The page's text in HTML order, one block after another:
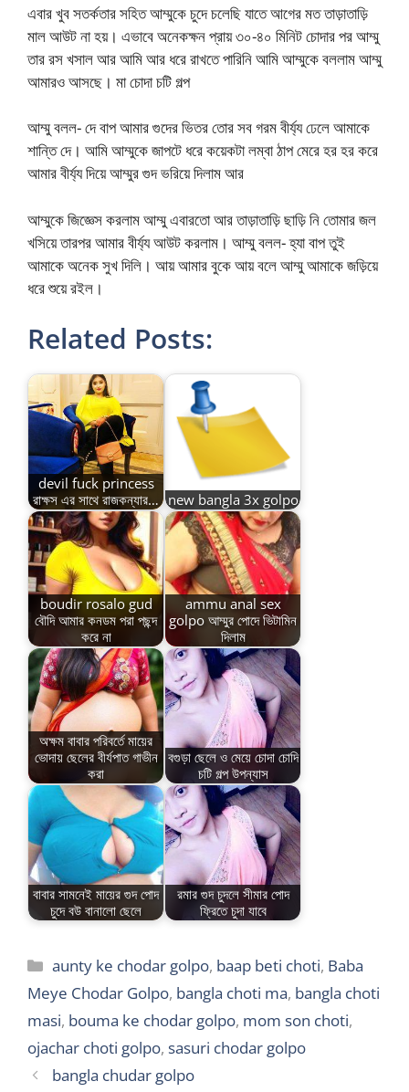
এবার খুব সতর্কতার সহিত আম্মুকে চুদে চলেছি যাতে আগের মত তাড়াতাড়ি
মাল আউট না হয়। এভাবে অনেকক্ষন প্রায় ৩০-৪০ মিনিট চোদার পর আম্মু
তার রস খসাল আর আমি আর ধরে রাখতে পারিনি আমি আম্মুকে বললাম আম্মু
আমারও আসছে। মা চোদা চটি গল্প
আম্মু বলল- দে বাপ আমার গুদের ভিতর তোর সব গরম বীর্য্য ঢেলে আমাকে
শান্তি দে। আমি আম্মুকে জাপটে ধরে কয়েকটা লম্বা ঠাপ মেরে হর হর করে
আমার বীর্য্য দিয়ে আম্মুর গুদ ভরিয়ে দিলাম আর
আম্মুকে জিজ্ঞেস করলাম আম্মু এবারতো আর তাড়াতাড়ি ছাড়ি নি তোমার জল
খসিয়ে তারপর আমার বীর্য্য আউট করলাম। আম্মু বলল- হ্যা বাপ তুই
আমাকে অনেক সুখ দিলি। আয় আমার বুকে আয় বলে আম্মু আমাকে জড়িয়ে
ধরে শুয়ে রইল।
Related Posts:
devil fuck princess
রাক্ষস এর সাথে রাজকন্যার… new bangla 3x golpo
boudir rosalo gud
বৌদি আমার কনডম পরা পছন্দ
করে না
ammu anal sex
golpo আম্মুর পোদে ভিটামিন
দিলাম
অক্ষম বাবার পরিবর্তে মায়ের
ভোদায় ছেলের বীর্যপাত গাভীন
করা
বগুড়া ছেলে ও মেয়ে চোদা চোদি
চটি গল্প উপন্যাস
বাবার সামনেই মায়ের গুদ পোদ
চুদে বউ বানালো ছেলে
রমার গুদ চুদলে সীমার পোদ
ফ্রিতে চুদা যাবে
Categories
aunty ke chodar golpo, baap beti choti, Baba
Meye Chodar Golpo, bangla choti ma, bangla choti
masi, bouma ke chodar golpo, mom son choti,
ojachar choti golpo, sasuri chodar golpo
bangla chudar golpo